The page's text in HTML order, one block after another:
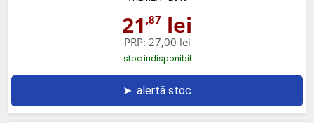
21 ,87 lei
PRP: 27,00 lei
stoc indisponibil
➤ alertă stoc